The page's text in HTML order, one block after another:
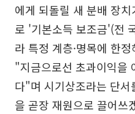
에게 되돌릴 새 분배 장
로 '기본소득 보조금'(전
라 특정 계층·명목에 한
"지금으로선 초과이익을
다"며 시기상조라는 단
을 곧장 재원으로 끌어쓰